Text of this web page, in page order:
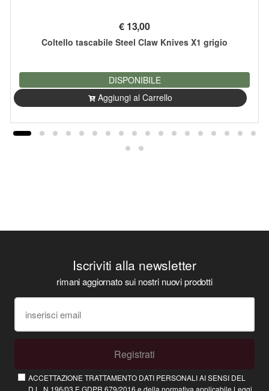
€ 13,00
Coltello tascabile Steel Claw Knives X1 grigio
DISPONIBILE
Aggiungi al Carrello
Iscriviti alla newsletter
rimani aggiornato sui nostri nuovi prodotti
Registrati
ACCETTAZIONE TRATTAMENTO DATI PERSONALI AI SENSI DEL